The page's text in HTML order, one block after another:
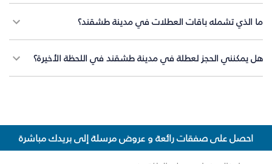
ما الذي تشمله باقات العطلات في مدينة طشقند؟
هل يمكنني الحجز لعطلة في مدينة طشقند في اللحظة الأخيرة؟
احصل على صفقات رائعة و عروض مرسلة إلى بريدك مباشرة